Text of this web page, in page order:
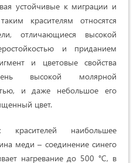
устойчивые к миграции и
красителям относятся
отличающиеся высокой
и приданием
и цветовые свойства
высокой молярной
и даже небольшое его
цвет.
красителей наибольшее
меди – соединение синего
нагревание до 500 °С, в